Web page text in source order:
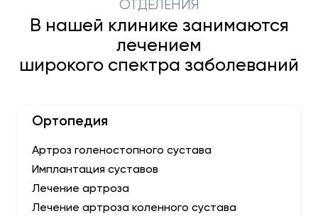
ОТДЕЛЕНИЯ
В нашей клинике занимаются
лечением
широкого спектра заболеваний
Ортопедия
Артроз голеностопного сустава
Имплантация суставов
Лечение артроза
Лечение артроза коленного сустава